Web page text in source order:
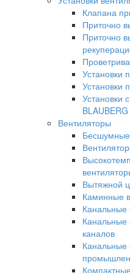
Клапана
Приточно
Приточно
Установки
Установки
Установки
BLAUBERG
Вентиляторы
Бесшумные
Вытяжной
Каминные
Канальные
Канальные
каналов